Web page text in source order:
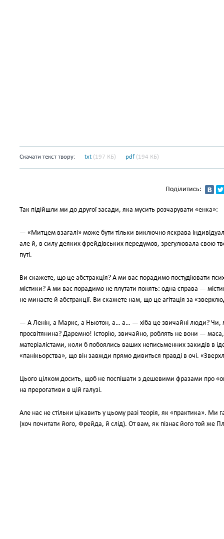
Скачати текст твору: txt (197 КБ) pdf (194 КБ)
Поділитись:
Так підійшли ми до другої засади, яка мусить розчарувати «енка»:
— «Митцем взагалі» може бути тільки виключно яскрава
але й, в силу деяких фрейдівських передумов, зрегулювала свою
путі.
Ви скажете, що це абстракція? А ми вас порадимо постудіювати
містики? А ми вас порадимо не плутати понять: одна справа —
не минаєте й абстракції. Ви скажете нам, що це агітація за
— А Ленін, а Маркс, а Ньютон, а… а… — хіба це звичайні люди? Чи,
просвітянина? Даремно! Історію, звичайно, роблять не вони —
матеріалістами, коли б побоялись ваших неписьменних закидів в
«панікьорства», що він завжди прямо дивиться правді в очі.
Цього цілком досить, щоб не поспішати з дешевими фразами про
на прерогативи в цій галузі.
Але нас не стільки цікавить у цьому разі теорія, як «практика».
(хоч почитати його, Фрейда, й слід). От вам, як пізнає його той же